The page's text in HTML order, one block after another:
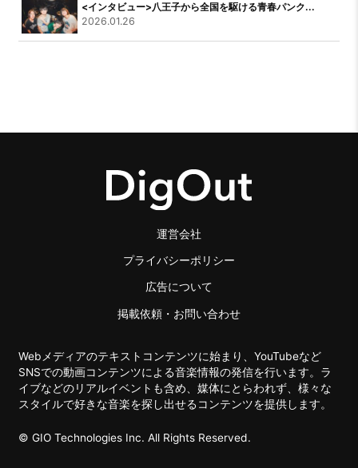
<インタビュー>八王子から全国を駆ける青春パンク...
2026.01.26
運営会社
プライバシーポリシー
広告について
掲載依頼・お問い合わせ
Webメディアのテキストコンテンツに始まり、YouTubeなど
SNSでの動画コンテンツによる音楽情報の発信を行います。ラ
イブなどのリアルイベントも含め、媒体にとらわれず、様々な
スタイルで好きな音楽を探し出せるコンテンツを提供します。
© GIO Technologies Inc. All Rights Reserved.